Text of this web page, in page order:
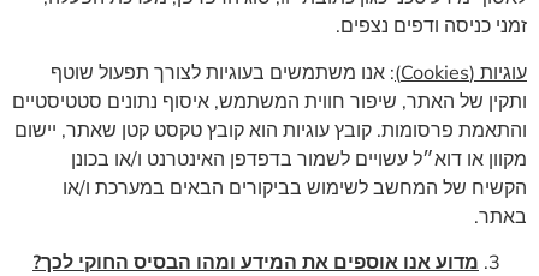
זמני כניסה ודפים נצפים.
עוגיות (Cookies
): אנו משתמשים בעוגיות לצורך תפעול שוטף
ותקין של האתר, שיפור חווית המשתמש, איסוף נתונים סטטיסטיים
והתאמת פרסומות. קובץ עוגיות הוא קובץ טקסט קטן שאתר, יישום
מקוון או דוא״ל עשויים לשמור בדפדפן האינטרנט ו/או בכונן
הקשיח של המחשב לשימוש בביקורים הבאים במערכת ו/או
באתר.
מדוע אנו אוספים את המידע ומהו הבסיס החוקי לכך?